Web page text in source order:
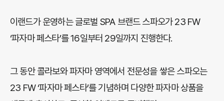
이랜드가 운영하는 글로벌 SPA 브랜드 스파오가 23 FW
‘파자마 페스타’를 16일부터 29일까지 진행한다.
그 동안 콜라보와 파자마 영역에서 전문성을 쌓은 스파오는
23 FW ‘파자마 페스타’를 기념하며 다양한 파자마 상품을